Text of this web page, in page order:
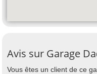
Avis sur Garage
Vous êtes un client de ce